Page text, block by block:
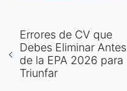
Errores de CV que
Debes Eliminar Antes
de la EPA 2026 para
Triunfar